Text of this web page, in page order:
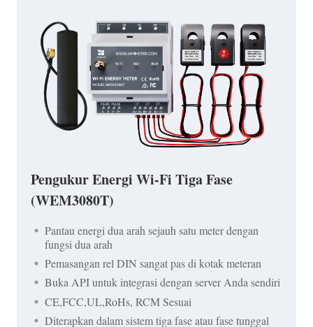
Pengukur Energi Wi-Fi Tiga Fase
(WEM3080T)
Pantau energi dua arah sejauh satu meter dengan
fungsi dua arah
Pemasangan rel DIN sangat pas di kotak meteran
Buka API untuk integrasi dengan server Anda sendiri
CE,FCC,UL,RoHs, RCM Sesuai
Diterapkan dalam sistem tiga fase atau fase tunggal